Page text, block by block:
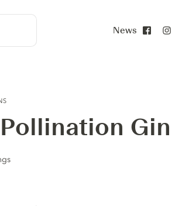
News
Gin